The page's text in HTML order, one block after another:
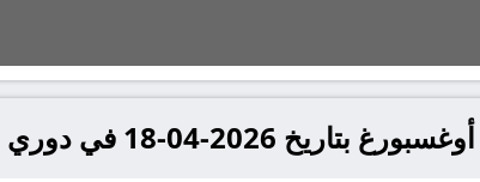
ألمانيا, الدوري الألماني